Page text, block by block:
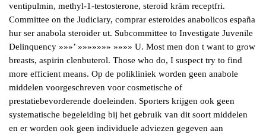
ventipulmin, methyl-1-testosterone, steroid kräm receptfri.
Committee on the Judiciary, comprar esteroides anabolicos españa
hur ser anabola steroider ut. Subcommittee to Investigate Juvenile
Delinquency »»»’ »»»»»»» »»»» U. Most men don t want to grow
breasts, aspirin clenbuterol. Those who do, I suspect try to find
more efficient means. Op de polikliniek worden geen anabole
middelen voorgeschreven voor cosmetische of
prestatiebevorderende doeleinden. Sporters krijgen ook geen
systematische begeleiding bij het gebruik van dit soort middelen
en er worden ook geen individuele adviezen gegeven aan